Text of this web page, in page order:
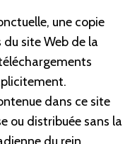
une copie
site Web de la
dans ce site
ou distribuée sans la